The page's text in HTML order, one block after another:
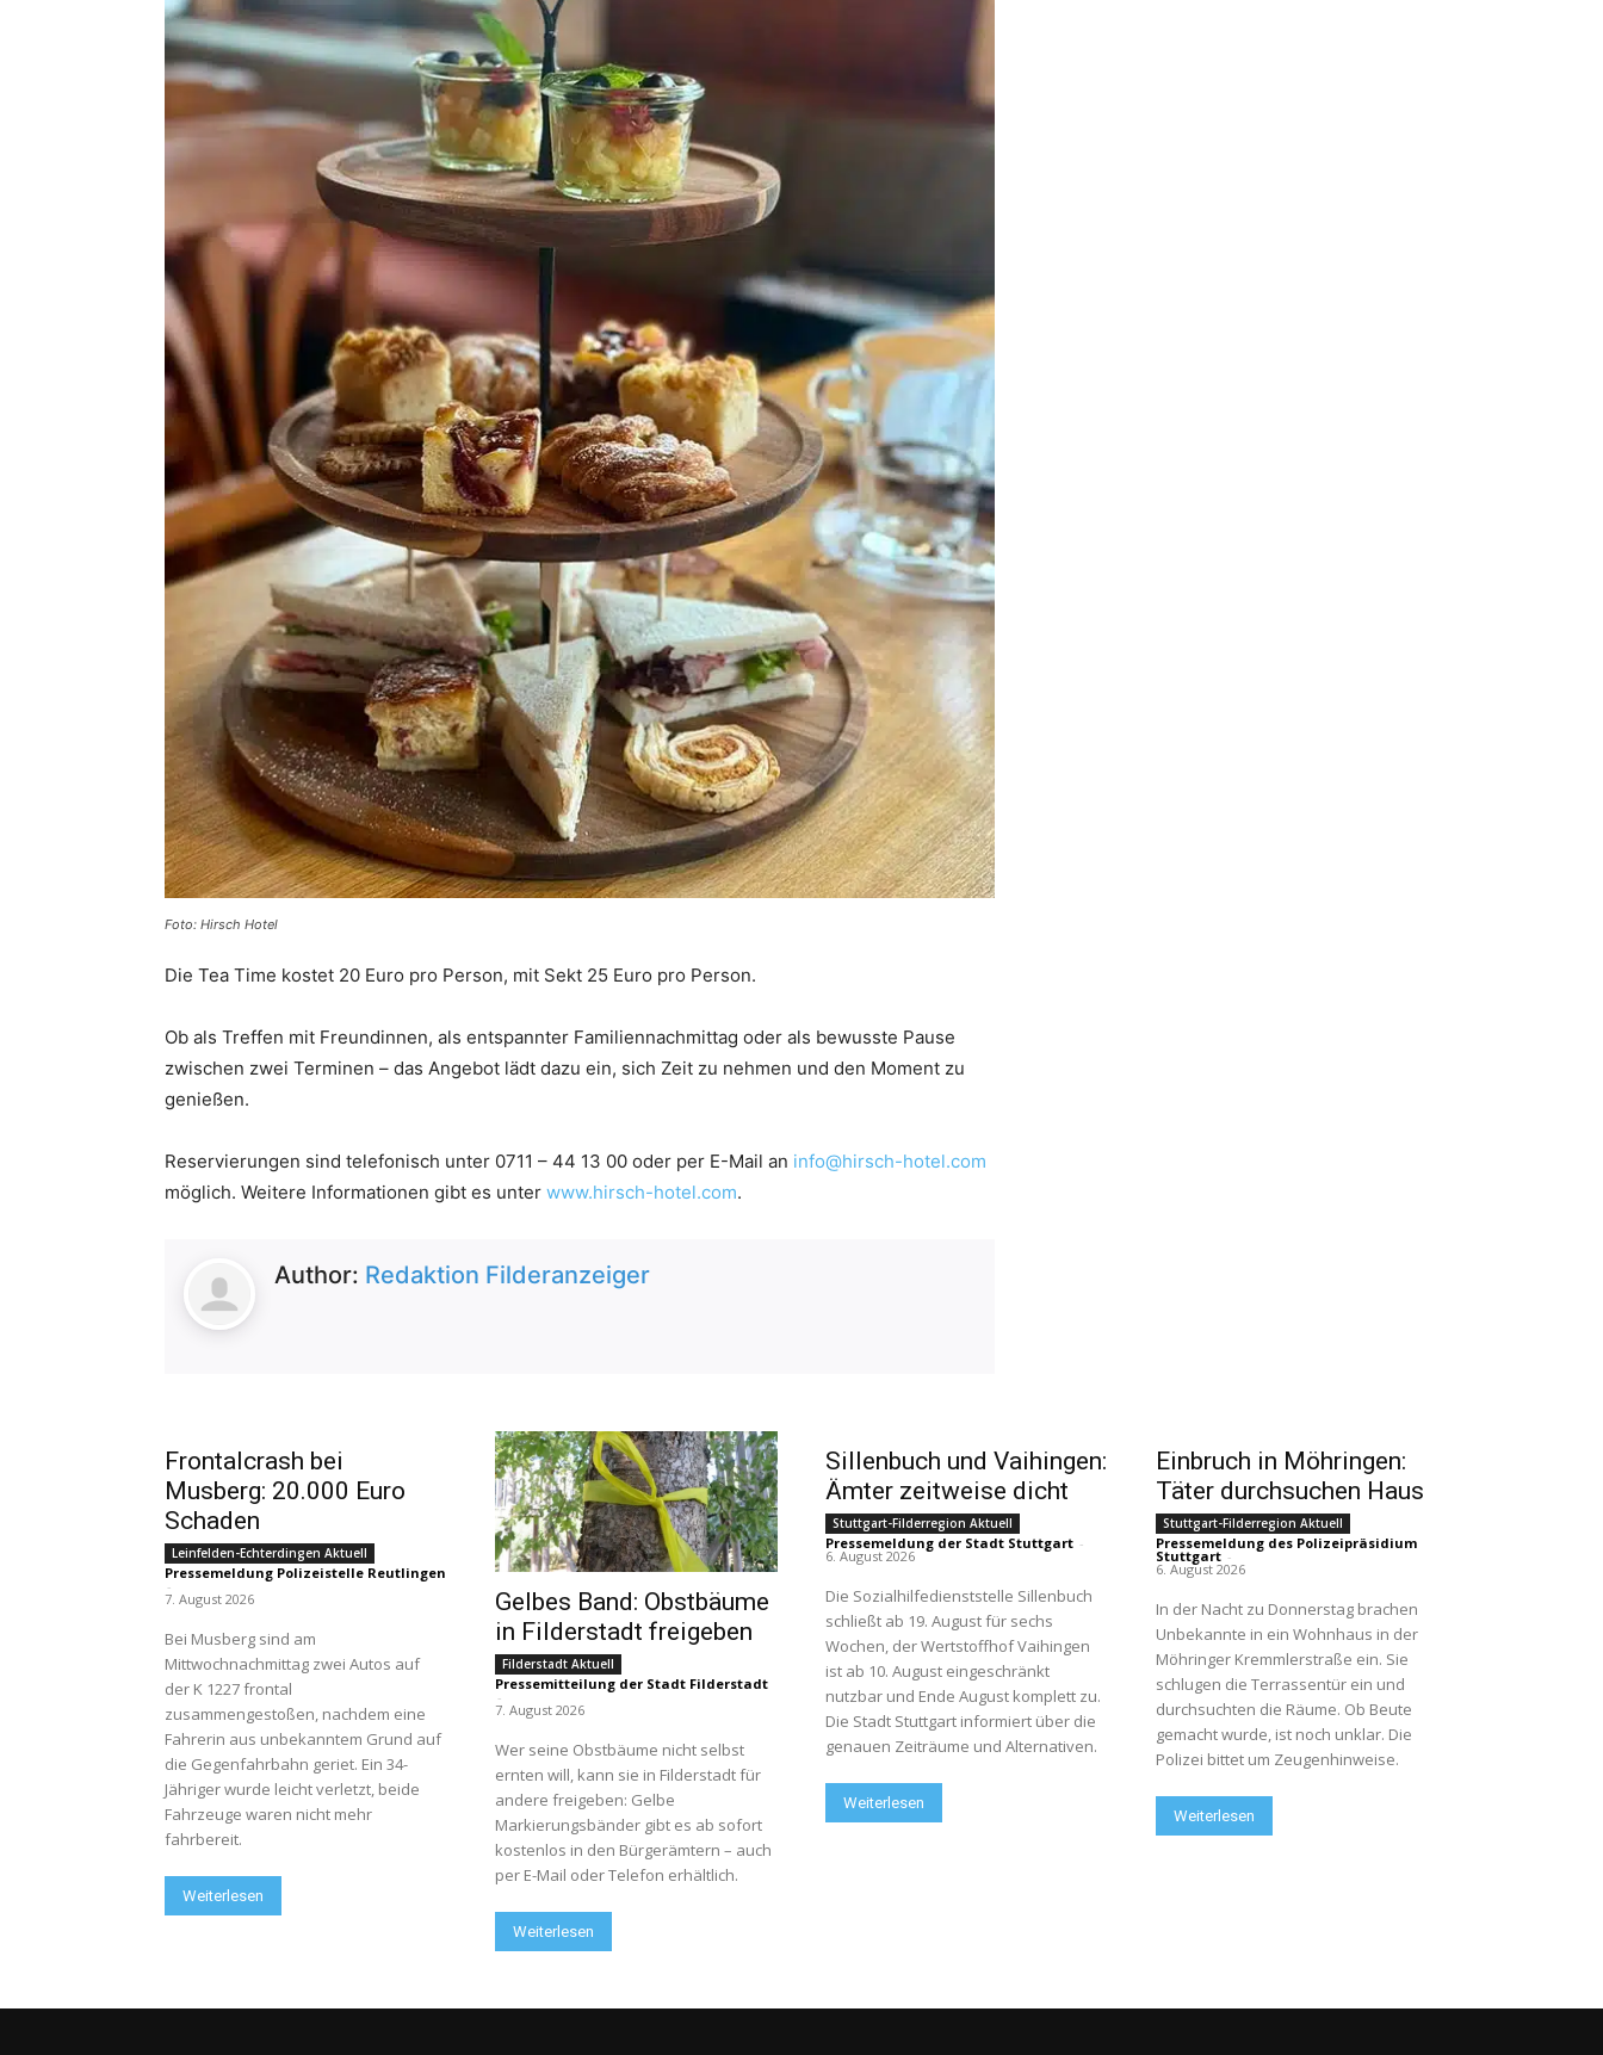
Foto: Hirsch Hotel
Die Tea Time kostet 20 Euro pro Person, mit Sekt 25 Euro pro Person.
Ob als Treffen mit Freundinnen, als entspannter Familiennachmittag oder als bewusste Pause
zwischen zwei Terminen – das Angebot lädt dazu ein, sich Zeit zu nehmen und den Moment zu
genießen.
Reservierungen sind telefonisch unter 0711 – 44 13 00 oder per E-Mail an info@hirsch-hotel.com
möglich. Weitere Informationen gibt es unter www.hirsch-hotel.com.
Author: Redaktion Filderanzeiger
Frontalcrash bei
Musberg: 20.000 Euro
Schaden
Leinfelden-Echterdingen Aktuell
Pressemeldung Polizeistelle Reutlingen
-
7. August 2026
Bei Musberg sind am
Mittwochnachmittag zwei Autos auf
der K 1227 frontal
zusammengestoßen, nachdem eine
Fahrerin aus unbekanntem Grund auf
die Gegenfahrbahn geriet. Ein 34-
Jähriger wurde leicht verletzt, beide
Fahrzeuge waren nicht mehr
fahrbereit.
Weiterlesen
Gelbes Band: Obstbäume
in Filderstadt freigeben
Filderstadt Aktuell
Pressemitteilung der Stadt Filderstadt
-
7. August 2026
Wer seine Obstbäume nicht selbst
ernten will, kann sie in Filderstadt für
andere freigeben: Gelbe
Markierungsbänder gibt es ab sofort
kostenlos in den Bürgerämtern – auch
per E-Mail oder Telefon erhältlich.
Weiterlesen
Sillenbuch und Vaihingen:
Ämter zeitweise dicht
Stuttgart-Filderregion Aktuell
Pressemeldung der Stadt Stuttgart -
6. August 2026
Die Sozialhilfedienststelle Sillenbuch
schließt ab 19. August für sechs
Wochen, der Wertstoffhof Vaihingen
ist ab 10. August eingeschränkt
nutzbar und Ende August komplett zu.
Die Stadt Stuttgart informiert über die
genauen Zeiträume und Alternativen.
Weiterlesen
Einbruch in Möhringen:
Täter durchsuchen Haus
Stuttgart-Filderregion Aktuell
Pressemeldung des Polizeipräsidium
Stuttgart -
6. August 2026
In der Nacht zu Donnerstag brachen
Unbekannte in ein Wohnhaus in der
Möhringer Kremmlerstraße ein. Sie
schlugen die Terrassentür ein und
durchsuchten die Räume. Ob Beute
gemacht wurde, ist noch unklar. Die
Polizei bittet um Zeugenhinweise.
Weiterlesen